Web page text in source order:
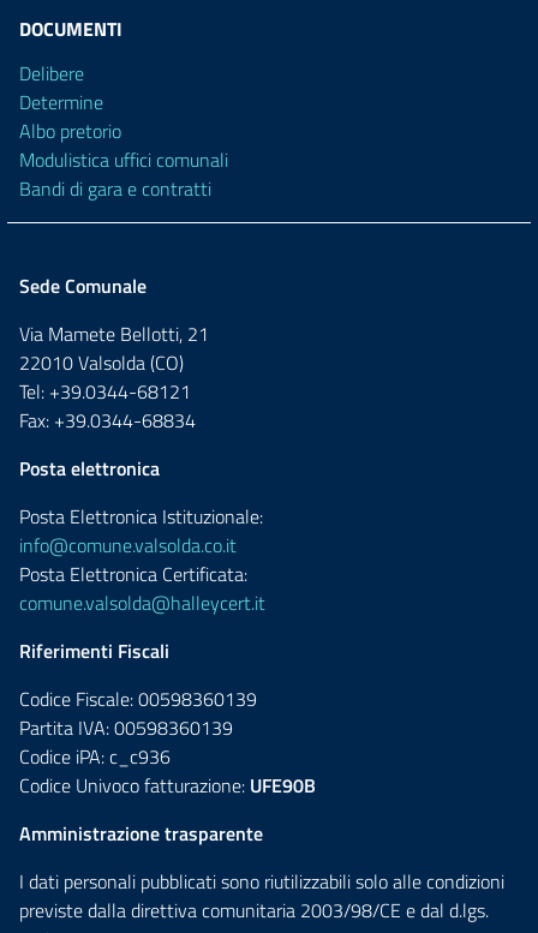
DOCUMENTI
Delibere
Determine
Albo pretorio
Modulistica uffici comunali
Bandi di gara e contratti
Sede Comunale
Via Mamete Bellotti, 21
22010 Valsolda (CO)
Tel: +39.0344-68121
Fax: +39.0344-68834
Posta elettronica
Posta Elettronica Istituzionale:
info@comune.valsolda.co.it
Posta Elettronica Certificata:
comune.valsolda@halleycert.it
Riferimenti Fiscali
Codice Fiscale: 00598360139
Partita IVA: 00598360139
Codice iPA: c_c936
Codice Univoco fatturazione: UFE90B
Amministrazione trasparente
I dati personali pubblicati sono riutilizzabili solo alle condizioni
previste dalla direttiva comunitaria 2003/98/CE e dal d.lgs.